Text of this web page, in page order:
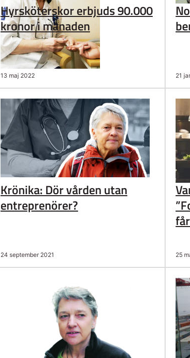
Hyrsköterskor erbjuds 90.000
kronor i månaden
13 maj 2022 21
Krönika: Dör vården utan
entreprenörer?
24 september 2021 25